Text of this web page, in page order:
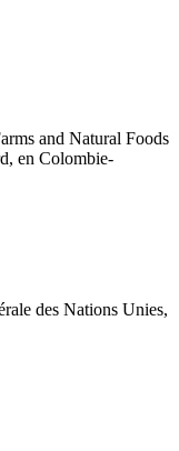
and Natural Foods
en Colombie-
des Nations Unies,